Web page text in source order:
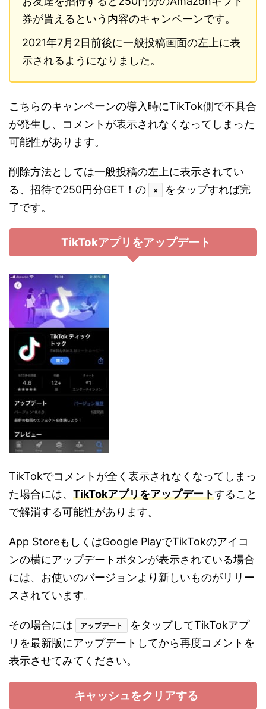
券が貰えるという内容のキャンペーンです。
2021年7月2日前後に一般投稿画面の左上に表
示されるようになりました。
こちらのキャンペーンの導入時にTikTok側で不具合
が発生し、コメントが表示されなくなってしまった
可能性があります。
削除方法としては一般投稿の左上に表示されてい
る、招待で250円分GET！の
×
をタップすれば完
了です。
TikTokアプリをアップデート
TikTokでコメントが全く表示されなくなってしまっ
た場合には、 TikTokアプリをアップデートすること
で解消する可能性があります。
App StoreもしくはGoogle PlayでTikTokのアイコ
ンの横にアップデートボタンが表示されている場合
には、お使いのバージョンより新しいものがリリー
スされています。
その場合には アップデート
をタップしてTikTokアプ
リを最新版にアップデートしてから再度コメントを
表示させてみてください。
キャッシュをクリアする